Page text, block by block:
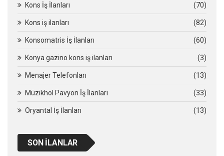
Kons İş İlanları (70)
Kons iş ilanları (82)
Konsomatris İş İlanları (60)
Konya gazino kons iş ilanları (3)
Menajer Telefonları (13)
Müzikhol Pavyon İş İlanları (33)
Oryantal İş İlanları (13)
SON İLANLAR